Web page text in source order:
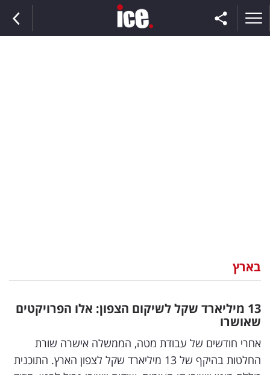
וצרכנות
דיגיטל
וטק
שיווק
בארץ
13 מיליארד שקל לשיקום הצפון: אלו הפרויקטים
שאושרו
אחרי חודשים של עבודת מטה, הממשלה אישרה שורת
החלטות בהיקף של 13 מיליארד שקל לצפון הארץ. התוכנית